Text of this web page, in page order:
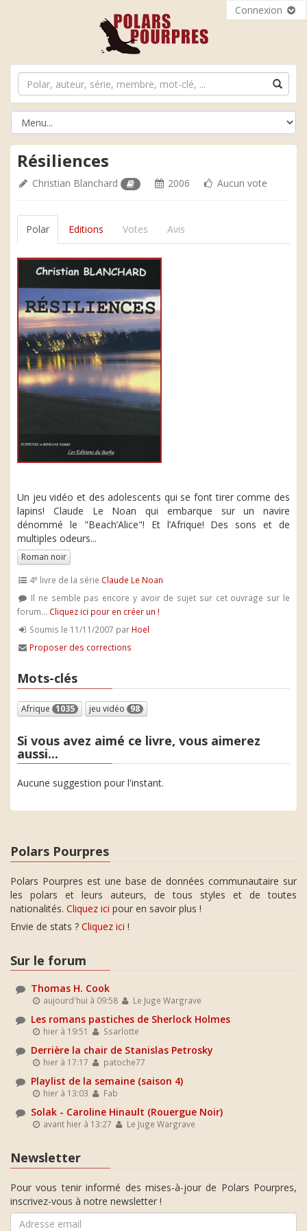
Connexion
Résiliences
Christian Blanchard 2006 Aucun vote
Polar Editions Votes Avis
Un jeu vidéo et des adolescents qui se font tirer comme des
lapins! Claude Le Noan qui embarque sur un navire
dénommé le "Beach’Alice"! Et l’Afrique! Des sons et de
multiples odeurs...
Roman noir
4e livre de la série Claude Le Noan
Il ne semble pas encore y avoir de sujet sur cet ouvrage sur le
forum... Cliquez ici pour en créer un !
Soumis le 11/11/2007 par Hoel
Proposer des corrections
Mots-clés
Afrique 1035 jeu vidéo 98
Si vous avez aimé ce livre, vous aimerez
aussi...
Aucune suggestion pour l'instant.
Polars Pourpres
Polars Pourpres est une base de données communautaire sur
les polars et leurs auteurs, de tous styles et de toutes
nationalités. Cliquez ici pour en savoir plus !
Envie de stats ? Cliquez ici !
Sur le forum
Thomas H. Cook
aujourd'hui à 09:58 Le Juge Wargrave
Les romans pastiches de Sherlock Holmes
hier à 19:51 Ssarlotte
Derrière la chair de Stanislas Petrosky
hier à 17:17 patoche77
Playlist de la semaine (saison 4)
hier à 13:03 Fab
Solak - Caroline Hinault (Rouergue Noir)
avant hier à 13:27 Le Juge Wargrave
Newsletter
Pour vous tenir informé des mises-à-jour de Polars Pourpres,
inscrivez-vous à notre newsletter !